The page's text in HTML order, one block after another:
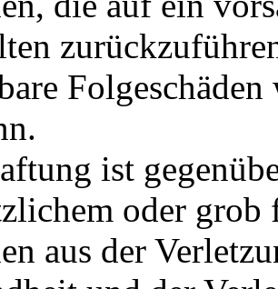
Folgeschäden
ist
oder grob
aus der